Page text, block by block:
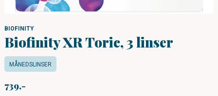
BIOFINITY
Biofinity XR Toric, 3 linser
MÅNEDSLINSER
739